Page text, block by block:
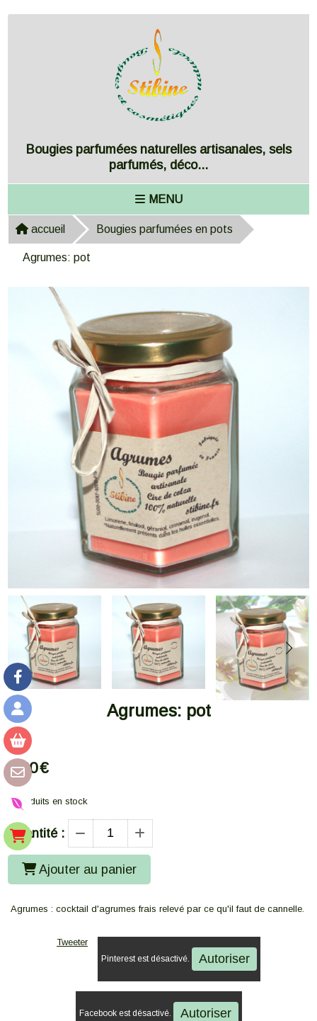
Bougies parfumées naturelles artisanales, sels
parfumés, déco...
MENU
accueil Bougies parfumées en pots
Agrumes: pot
Agrumes: pot
8,00€
4produits en stock
Quantité :
Ajouter au panier
Agrumes : cocktail d'agrumes frais relevé par ce qu'il faut de cannelle.
Tweeter
Pinterest est désactivé. Autoriser
Facebook est désactivé. Autoriser